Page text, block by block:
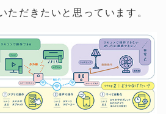
ただきたいと思っています。